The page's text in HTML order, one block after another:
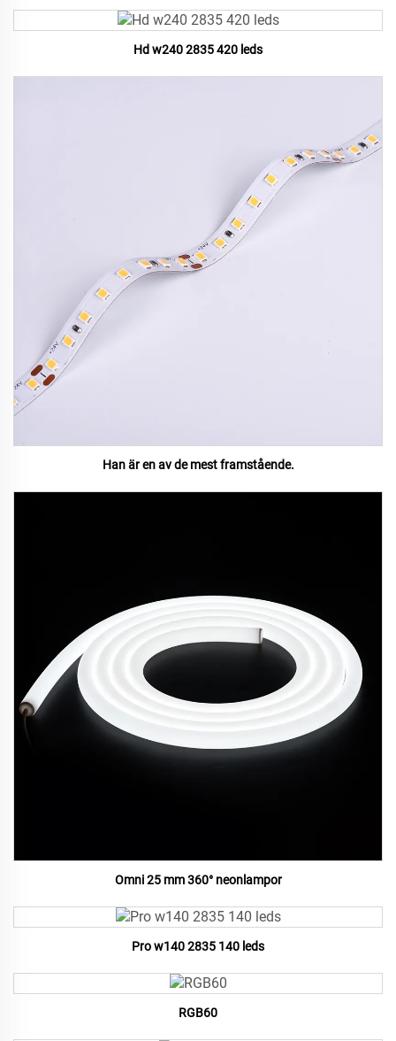
Hd w240 2835 420 leds
Han är en av de mest framstående.
Omni 25 mm 360° neonlampor
Pro w140 2835 140 leds
RGB60